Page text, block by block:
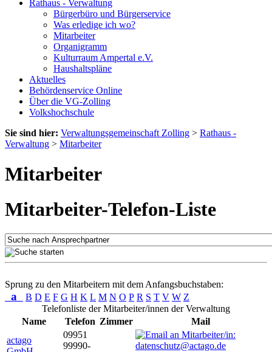
Rathaus - Verwaltung
Bürgerbüro und Bürgerservice
Was erledige ich wo?
Mitarbeiter
Organigramm
Kulturraum Ampertal e.V.
Haushaltspläne
Aktuelles
Behördenservice Online
Über die VG-Zolling
Volkshochschule
Sie sind hier: Verwaltungsgemeinschaft Zolling > Rathaus -
Verwaltung > Mitarbeiter
Mitarbeiter
Mitarbeiter-Telefon-Liste
Sprung zu den Mitarbeitern mit dem Anfangsbuchstaben:
a B D E F G H K L M N O P R S T V W Z
Telefonliste der Mitarbeiter/innen der Verwaltung
Name
Telefon Zimmer
Mail
actago
09951
99990-